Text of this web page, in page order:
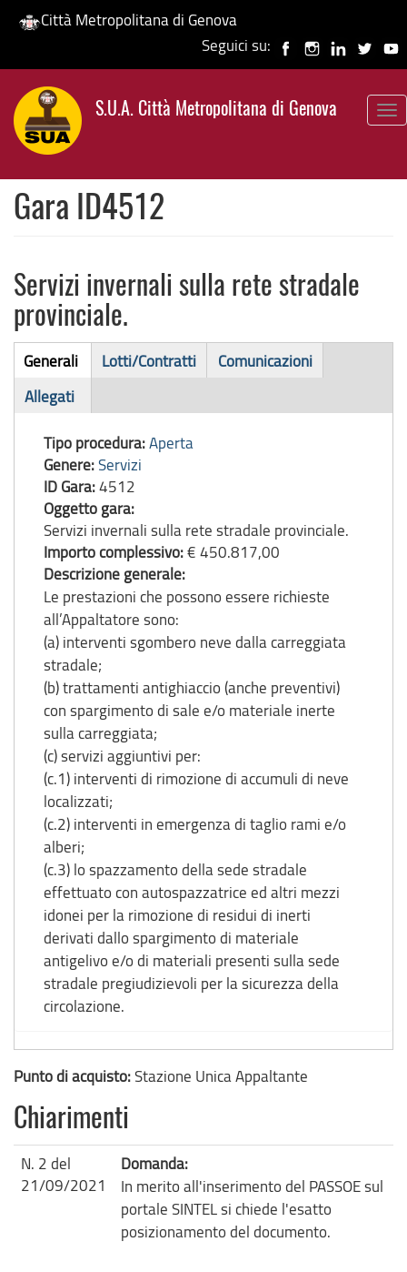
Salta
contenuto
principale
Città Metropolitana di Genova
Seguici su:
S.U.A. Città Metropolitana di Genova
Gara ID4512
Servizi invernali sulla rete stradale
provinciale.
Bando
di
Generali
attiva)
Lotti/Contratti
Comunicazioni
Allegati
Tipo procedura:Aperta
Genere:Servizi
ID Gara:4512
Oggetto gara:
Servizi invernali sulla rete stradale provinciale.
Importo complessivo:€ 450.817,00
Descrizione generale:
Le prestazioni che possono essere richieste
all’Appaltatore sono:
(a) interventi sgombero neve dalla carreggiata
stradale;
(b) trattamenti antighiaccio (anche preventivi)
con spargimento di sale e/o materiale inerte
sulla carreggiata;
(c) servizi aggiuntivi per:
(c.1) interventi di rimozione di accumuli di neve
localizzati;
(c.2) interventi in emergenza di taglio rami e/o
alberi;
(c.3) lo spazzamento della sede stradale
effettuato con autospazzatrice ed altri mezzi
idonei per la rimozione di residui di inerti
derivati dallo spargimento di materiale
antigelivo e/o di materiali presenti sulla sede
stradale pregiudizievoli per la sicurezza della
circolazione.
Punto di acquisto:Stazione Unica Appaltante
Chiarimenti
N. 2 del
21/09/2021
Domanda:
In merito all'inserimento del PASSOE sul
portale SINTEL si chiede l'esatto
posizionamento del documento.